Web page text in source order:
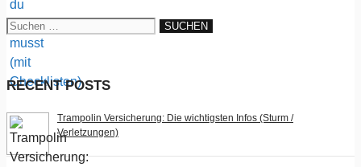
Suchen
nach:
RECENT POSTS
Trampolin Versicherung: Die wichtigsten Infos (Sturm /
Verletzungen)